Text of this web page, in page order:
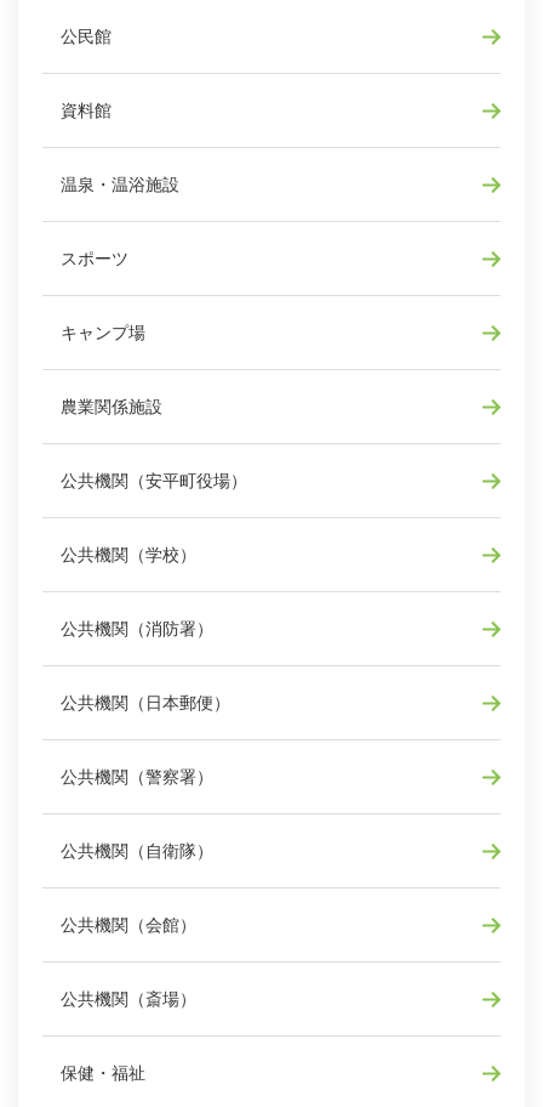
公民館
資料館
温泉・温浴施設
スポーツ
キャンプ場
農業関係施設
公共機関（安平町役場）
公共機関（学校）
公共機関（消防署）
公共機関（日本郵便）
公共機関（警察署）
公共機関（自衛隊）
公共機関（会館）
公共機関（斎場）
保健・福祉